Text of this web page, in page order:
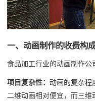
一、动画制作的收费构
食品加工行业的动画制作公
项目复杂性： 动画的复杂程
二维动画相对便宜，而三